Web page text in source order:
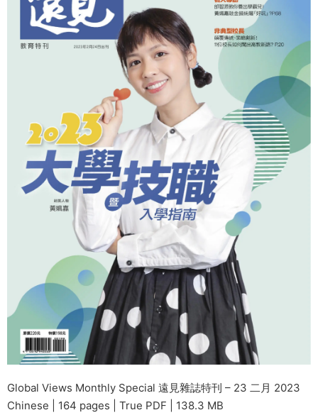
Global Views Monthly Special 遠見雜誌特刊 – 23 二月 2023
Chinese | 164 pages | True PDF | 138.3 MB